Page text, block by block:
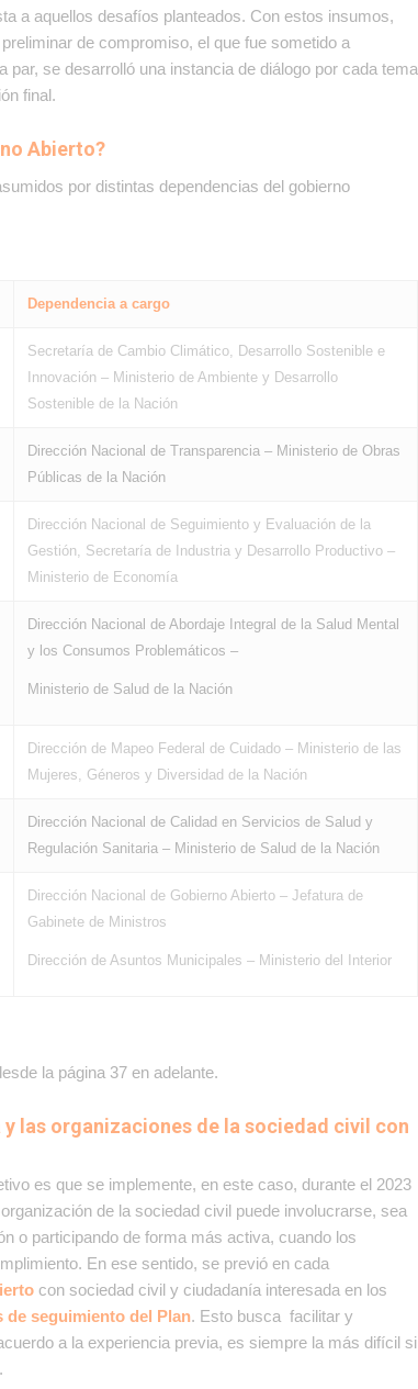
a aquellos desafíos planteados. Con estos insumos,
de compromiso, el que fue sometido a
par, se desarrolló una instancia de diálogo por cada tema
final.
Abierto?
por distintas dependencias del gobierno
Dependencia a cargo
Secretaría de Cambio Climático, Desarrollo Sostenible e
Innovación – Ministerio de Ambiente y Desarrollo
Sostenible de la Nación
Dirección Nacional de Transparencia – Ministerio de Obras
Públicas de la Nación
Dirección Nacional de Seguimiento y Evaluación de la
Gestión, Secretaría de Industria y Desarrollo Productivo –
Ministerio de Economía
Dirección Nacional de Abordaje Integral de la Salud Mental
y los Consumos Problemáticos –
Ministerio de Salud de la Nación
Dirección de Mapeo Federal de Cuidado – Ministerio de las
Mujeres, Géneros y Diversidad de la Nación
Dirección Nacional de Calidad en Servicios de Salud y
Regulación Sanitaria – Ministerio de Salud de la Nación
Dirección Nacional de Gobierno Abierto – Jefatura de
Gabinete de Ministros
Dirección de Asuntos Municipales – Ministerio del Interior
la página 37 en adelante.
las organizaciones de la sociedad civil con
es que se implemente, en este caso, durante el 2023
de la sociedad civil puede involucrarse, sea
o participando de forma más activa, cuando los
En ese sentido, se previó en cada
con sociedad civil y ciudadanía interesada en los
de seguimiento del Plan. Esto busca facilitar y
a la experiencia previa, es siempre la más difícil si